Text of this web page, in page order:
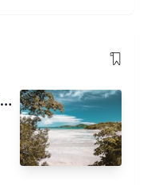
देखते जाओ तुम.... ऐसा भी एक दिन